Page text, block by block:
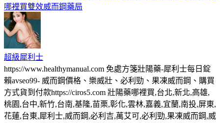
哪裡買雙效威而鋼藥局
超級犀利士
https://www.healthymanual.com 免處方箋壯陽藥-犀利士每日錠
賴avseo99- 威而鋼價格、樂威壯、必利勁、果凍威而鋼、購買
方式貨到付款https://ciros5.com 壯陽藥哪裡買,台北,新北,高雄,
桃園,台中,新竹,台南,基隆,苗栗,彰化,雲林,嘉義,宜蘭,南投,屏東,
花蓮,台東,犀利士,威而鋼,必利吉,萬艾可,必利勁,果凍威而鋼,威